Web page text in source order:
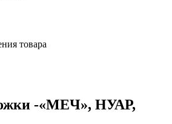
-«МЕЧ», НУАР,